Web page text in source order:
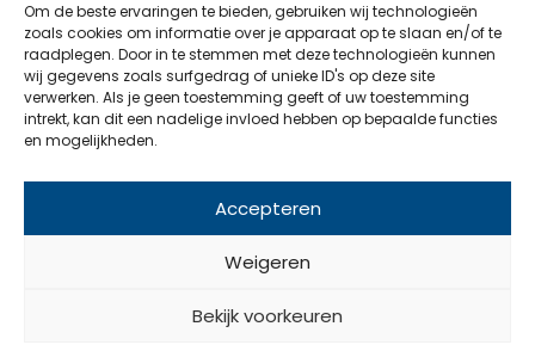
Om de beste ervaringen te bieden, gebruiken wij technologieën
zoals cookies om informatie over je apparaat op te slaan en/of te
raadplegen. Door in te stemmen met deze technologieën kunnen
wij gegevens zoals surfgedrag of unieke ID's op deze site
verwerken. Als je geen toestemming geeft of uw toestemming
intrekt, kan dit een nadelige invloed hebben op bepaalde functies
en mogelijkheden.
Accepteren
Weigeren
Bekijk voorkeuren
info@emveflex.com
Kom langs op kantoor
Najaarsweg 21 B, 7532 SK Enschede